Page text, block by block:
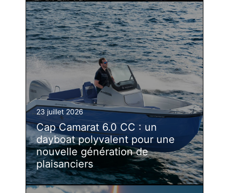
23 juillet 2026
Cap Camarat 6.0 CC : un
dayboat polyvalent pour une
nouvelle génération de
plaisanciers